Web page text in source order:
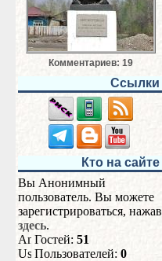
Комментариев: 19
Ссылки
Кто на сайте
Вы Анонимный
пользователь. Вы можете
зарегистрироваться, нажав
здесь.
Гостей: 51
Пользователей: 0